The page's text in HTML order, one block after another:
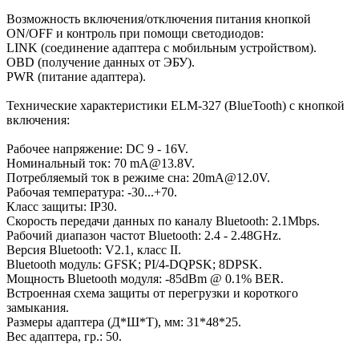
Возможность включения/отключения питания кнопкой
ON/OFF и контроль при помощи светодиодов:
LINK (соединение адаптера с мобильным устройством).
OBD (получение данных от ЭБУ).
PWR (питание адаптера).
Технические характеристики ELM-327 (BlueTooth) с кнопкой
включения:
Рабочее напряжение: DC 9 - 16V.
Номинальный ток: 70 mA@13.8V.
Потребляемый ток в режиме сна: 20mA@12.0V.
Рабочая температура: -30...+70.
Класс защиты: IP30.
Скорость передачи данных по каналу Bluetooth: 2.1Mbps.
Рабочий диапазон частот Bluetooth: 2.4 - 2.48GHz.
Версия Bluetooth: V2.1, класс II.
Bluetooth модуль: GFSK; PI/4-DQPSK; 8DPSK.
Мощность Bluetooth модуля: -85dBm @ 0.1% BER.
Встроенная схема защиты от перегрузки и короткого
замыкания.
Размеры адаптера (Д*Ш*Т), мм: 31*48*25.
Вес адаптера, гр.: 50.